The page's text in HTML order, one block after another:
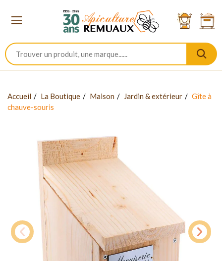
Accueil La Boutique Maison Jardin & extérieur
Gîte à
chauve-souris